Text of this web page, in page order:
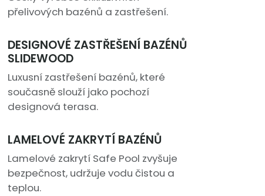
přelivových bazénů a zastřešení.
DESIGNOVÉ ZASTŘEŠENÍ BAZÉNŮ
SLIDEWOOD
Luxusní zastřešení bazénů, které
současně slouží jako pochozí
designová terasa.
LAMELOVÉ ZAKRYTÍ BAZÉNŮ
Lamelové zakrytí Safe Pool zvyšuje
bezpečnost, udržuje vodu čistou a
teplou.